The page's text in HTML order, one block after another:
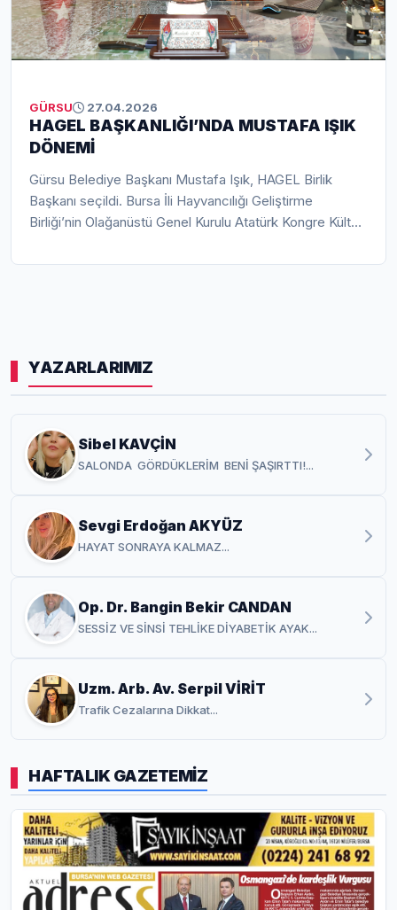
GÜRSU 27.04.2026
HAGEL BAŞKANLIĞI’NDA MUSTAFA IŞIK
DÖNEMİ
Gürsu Belediye Başkanı Mustafa Işık, HAGEL Birlik
Başkanı seçildi. Bursa İli Hayvancılığı Geliştirme
Birliği’nin Olağanüstü Genel Kurulu Atatürk Kongre Kültür
Başkanı Mustafa Işık, Yıldırım Belediye Başkanı Oktay
kurul üyeleri katıldı.
YAZARLARIMIZ
Sibel KAVÇİN
SALONDA GÖRDÜKLERİM BENİ ŞAŞIRTTI!...
Sevgi Erdoğan AKYÜZ
HAYAT SONRAYA KALMAZ...
Op. Dr. Bangin Bekir CANDAN
SESSİZ VE SİNSİ TEHLİKE DİYABETİK AYAK...
Uzm. Arb. Av. Serpil VİRİT
Trafik Cezalarına Dikkat...
HAFTALIK GAZETEMİZ